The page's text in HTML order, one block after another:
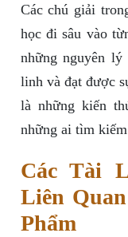
Các chú giải
học đi sâu vào
những nguyên lý
linh và đạt được
là những kiến
những ai tìm
Các Tài
Liên
Phẩm